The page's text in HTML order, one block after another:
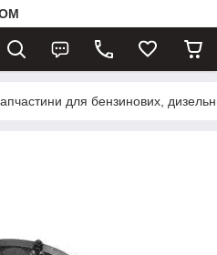
для бензинових,